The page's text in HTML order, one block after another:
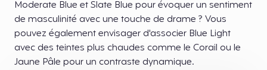
Moderate Blue et Slate Blue pour évoquer un sentiment
de masculinité avec une touche de drame ? Vous
pouvez également envisager d'associer Blue Light
avec des teintes plus chaudes comme le Corail ou le
Jaune Pâle pour un contraste dynamique.